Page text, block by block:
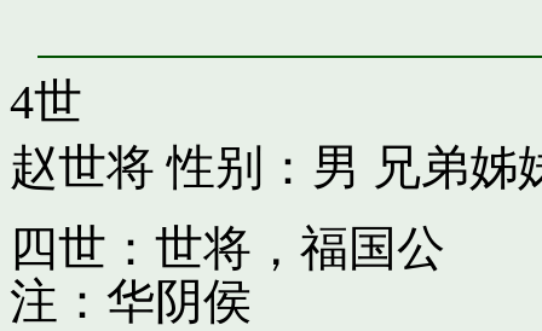
4世
赵世将 性别：男 兄弟姊
四世：世将，福国公
注：华阴侯